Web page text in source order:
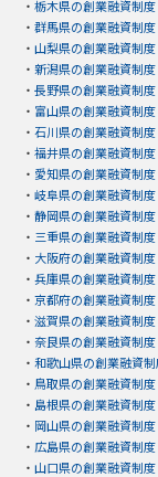
・ 栃木県の創業融資制度
・ 群馬県の創業融資制度
・ 山梨県の創業融資制度
・ 新潟県の創業融資制度
・ 長野県の創業融資制度
・ 富山県の創業融資制度
・ 石川県の創業融資制度
・ 福井県の創業融資制度
・ 愛知県の創業融資制度
・ 岐阜県の創業融資制度
・ 静岡県の創業融資制度
・ 三重県の創業融資制度
・ 大阪府の創業融資制度
・ 兵庫県の創業融資制度
・ 京都府の創業融資制度
・ 滋賀県の創業融資制度
・ 奈良県の創業融資制度
・ 和歌山県の創業融資
・ 鳥取県の創業融資制度
・ 島根県の創業融資制度
・ 岡山県の創業融資制度
・ 広島県の創業融資制度
・ 山口県の創業融資制度